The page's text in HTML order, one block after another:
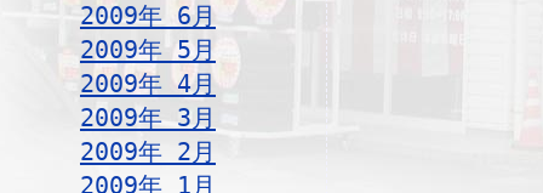
2009年 6月
2009年 5月
2009年 4月
2009年 3月
2009年 2月
2009年 1月